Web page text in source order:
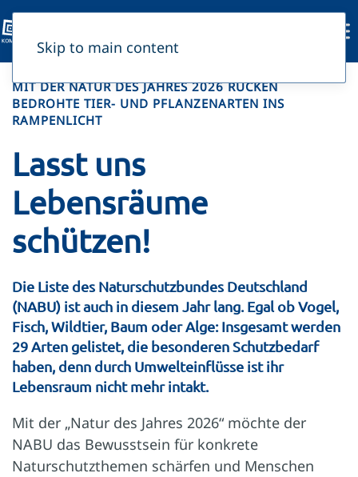
Skip to main content
MIT DER NATUR DES JAHRES 2026 RÜCKEN
BEDROHTE TIER- UND PFLANZENARTEN INS
RAMPENLICHT
Lasst uns
Lebensräume
schützen!
Die Liste des Naturschutzbundes Deutschland
(NABU) ist auch in diesem Jahr lang. Egal ob Vogel,
Fisch, Wildtier, Baum oder Alge: Insgesamt werden
29 Arten gelistet, die besonderen Schutzbedarf
haben, denn durch Umwelteinflüsse ist ihr
Lebensraum nicht mehr intakt.
Mit der „Natur des Jahres 2026“ möchte der
NABU das Bewusstsein für konkrete
Naturschutzthemen schärfen und Menschen